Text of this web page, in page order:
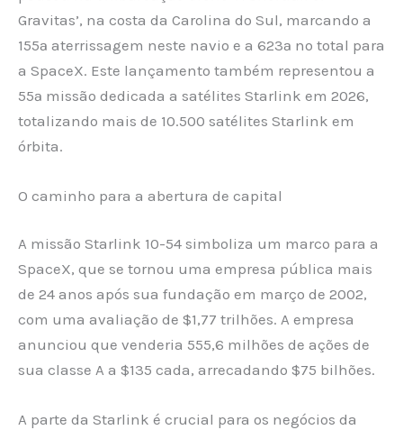
Gravitas’, na costa da Carolina do Sul, marcando a
155ª aterrissagem neste navio e a 623ª no total para
a SpaceX. Este lançamento também representou a
55ª missão dedicada a satélites Starlink em 2026,
totalizando mais de 10.500 satélites Starlink em
órbita.
O caminho para a abertura de capital
A missão Starlink 10-54 simboliza um marco para a
SpaceX, que se tornou uma empresa pública mais
de 24 anos após sua fundação em março de 2002,
com uma avaliação de $1,77 trilhões. A empresa
anunciou que venderia 555,6 milhões de ações de
sua classe A a $135 cada, arrecadando $75 bilhões.
A parte da Starlink é crucial para os negócios da